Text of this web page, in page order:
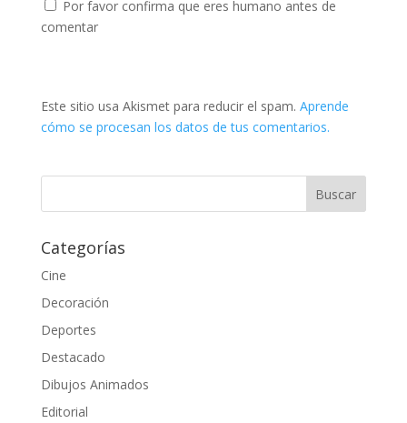
Por favor confirma que eres humano antes de
comentar
Este sitio usa Akismet para reducir el spam. Aprende
cómo se procesan los datos de tus comentarios.
Categorías
Cine
Decoración
Deportes
Destacado
Dibujos Animados
Editorial